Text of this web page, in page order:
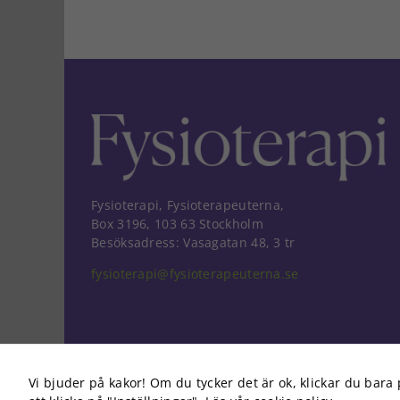
Fysioterapi, Fysioterapeuterna,
Box 3196, 103 63 Stockholm
Besöksadress: Vasagatan 48, 3 tr
fysioterapi@fysioterapeuterna.se
Vi bjuder på kakor! Om du tycker det är ok, klickar du